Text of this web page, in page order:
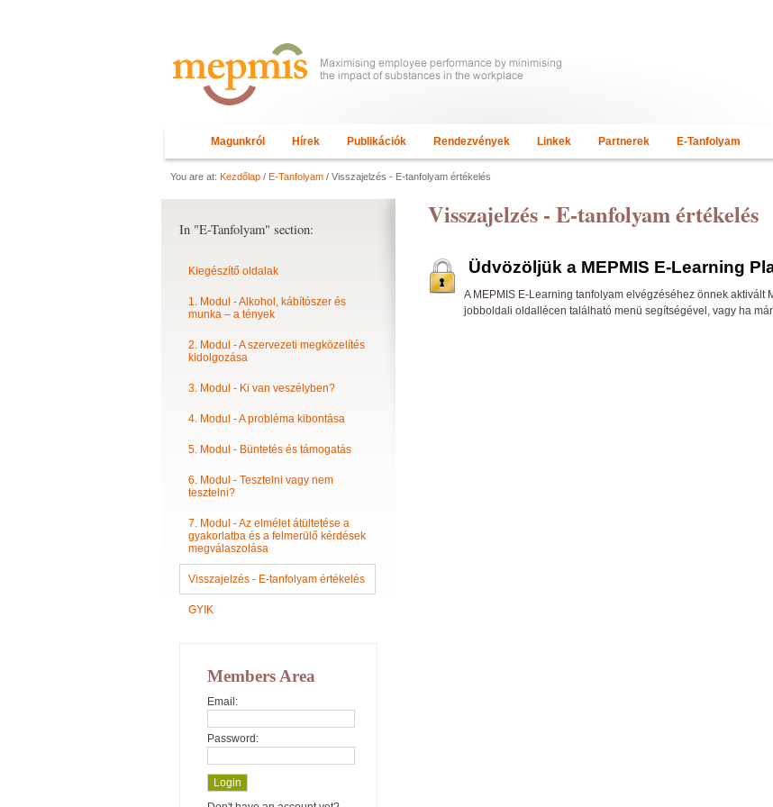
Magunkról Hírek Publikációk Rendezvények Linkek Partnerek E-Tanfolyam
You are at: Kezdőlap / E-Tanfolyam / Visszajelzés - E-tanfolyam értékelés
Visszajelzés - E-tanfolyam értékelés
Üdvözöljük a MEPMIS E-Learning
A MEPMIS E-Learning tanfolyam elvégzéséhez önnek
jobboldali oldallécen található menü segítségével, vagy ha
In "E-Tanfolyam" section:
Kiegészítő oldalak
1. Modul - Alkohol, kábítószer és
munka – a tények
2. Modul - A szervezeti megközelítés
kidolgozása
3. Modul - Ki van veszélyben?
4. Modul - A probléma kibontása
5. Modul - Büntetés és támogatás
6. Modul - Tesztelni vagy nem
tesztelni?
7. Modul - Az elmélet átültetése a
gyakorlatba és a felmerülő kérdések
megválaszolása
Visszajelzés - E-tanfolyam értékelés
GYIK
Members Area
Email:
Password: